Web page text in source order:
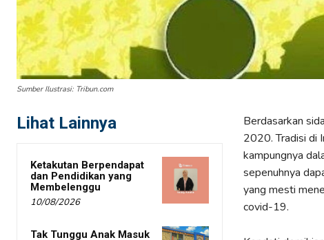
Sumber Ilustrasi: Tribun.com
Lihat Lainnya
Ketakutan Berpendapat
dan Pendidikan yang
Membelenggu
10/08/2026
Tak Tunggu Anak Masuk
Berdasarkan
2020. Tradisi di
kampungnya
sepenuhnya
yang mesti
covid-19.